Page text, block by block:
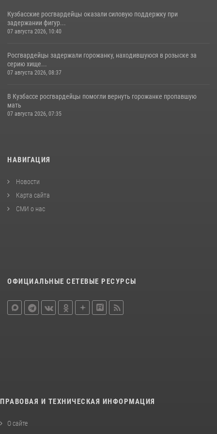
Кузбасские росгвардейцы оказали силовую поддержку при
задержании фигур...
07 августа 2026, 10:40
Росгвардейцы задержали горожанку, находившуюся в розыске за
серию хище...
07 августа 2026, 08:37
В Кузбассе росгвардейцы помогли вернуть горожанке пропавшую
мать
07 августа 2026, 07:35
НАВИГАЦИЯ
Новости
Карта сайта
СМИ о нас
ОФИЦИАЛЬНЫЕ СЕТЕВЫЕ РЕСУРСЫ
ПРАВОВАЯ И ТЕХНИЧЕСКАЯ ИНФОРМАЦИЯ
О сайте